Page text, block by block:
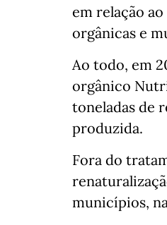
em relação
orgânicas e
Ao todo, em
orgânico
toneladas de
produzida.
Fora do
municípios,